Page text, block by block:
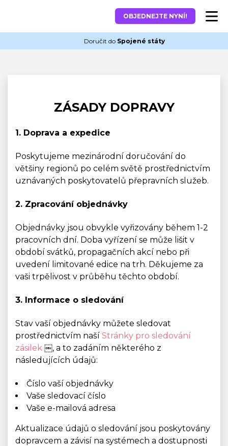
OBJEDNEJTE NYNÍ!
Doručit do Spojené státy
ZÁSADY DOPRAVY
1. Doprava a expedice
Poskytujeme mezinárodní doručování do
většiny regionů po celém světě prostřednictvím
uznávaných poskytovatelů přepravních služeb.
2. Zpracování objednávky
Objednávky jsou obvykle vyřizovány během 1-2
pracovních dní. Doba vyřízení se může lišit v
období svátků, propagačních akcí nebo při
uvedení limitované edice na trh. Děkujeme za
vaši trpělivost v průběhu těchto období.
3. Informace o sledování
Stav vaší objednávky můžete sledovat
prostřednictvím naší Stránky pro sledování
zásilek ￼, a to zadáním některého z
následujících údajů:
Číslo vaší objednávky
Vaše sledovací číslo
Vaše e-mailová adresa
Aktualizace údajů o sledování jsou poskytovány
dopravcem a závisí na systémech a dostupnosti